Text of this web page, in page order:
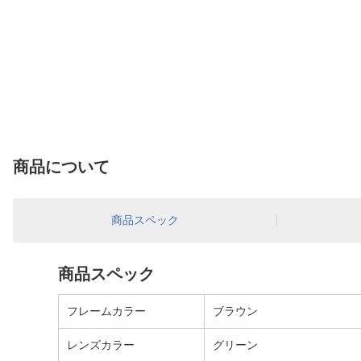
商品について
商品スペック
商品スペック
フレームカラー ブラウン
レンズカラー グリーン